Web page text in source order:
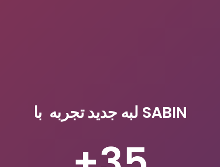
SABIN لبه جدید تجربه با